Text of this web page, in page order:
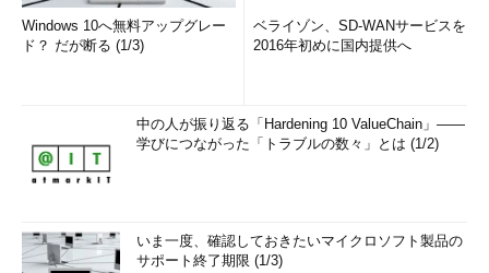
Windows 10へ無料アップグレー
ド？ だが断る (1/3)
ベライゾン、SD-WANサービスを
2016年初めに国内提供へ
中の人が振り返る「Hardening 10 ValueChain」――
学びにつながった「トラブルの数々」とは (1/2)
いま一度、確認しておきたいマイクロソフト製品の
サポート終了期限 (1/3)